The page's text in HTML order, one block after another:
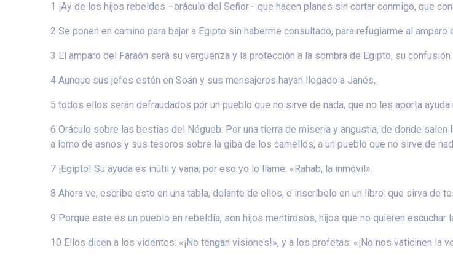
1 ¡Ay de los hijos rebeldes –oráculo del Señor– que hacen planes sin cortar conmigo, que
2 Se ponen en camino para bajar a Egipto sin haberme consultado, para refugiarme al
3 El amparo del Faraón será su vergüenza y la protección a la sombra de Egipto, su confusión.
4 Aunque sus jefes estén en Soán y sus mensajeros hayan llegado a Janés,
5 todos ellos serán defraudados por un pueblo que no sirve de nada, que no les aporta
6 Oráculo sobre las bestias del Négueb: Por una tierra de miseria y angustia, de donde
a lomo de asnos y sus tesoros sobre la giba de los camellos, a un pueblo que no sirve de
7 ¡Egipto! Su ayuda es inútil y vana; por eso yo lo llamé: «Rahab, la inmóvil».
8 Ahora ve, escribe esto en una tabla, delante de ellos, e inscríbelo en un libro: que sirva de
9 Porque este es un pueblo en rebeldía, son hijos mentirosos, hijos que no quieren escuchar
10 Ellos dicen a los videntes: «¡No tengan visiones!», y a los profetas: «¡No nos vaticinen la